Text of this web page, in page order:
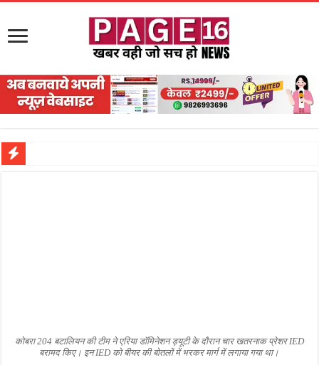
जन सहयोग और पूर्व सैनिकों ने चलाया दूध नदी स्वच्छता अभियान, भारी मात्रा में कचरा हटाया
अंतरराष्ट्रीय जैव विविधता दिवस पर पर्यावरण संरक्षण का संदेश, कांकेर में जागरूकता कार्यक्रम
कोबरा 204 बटालियन की टीम ने एरिया डॉमिनेशन ड्यूटी के दौरान चार खतरनाक प्रेशर IED
बरामद किए। इन IED को बीयर की बोतलों में भरकर मार्ग में लगाया गया था।